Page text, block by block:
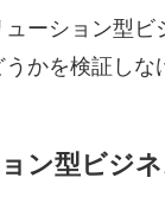
ーション型
かを検証しな
ン型ビジ